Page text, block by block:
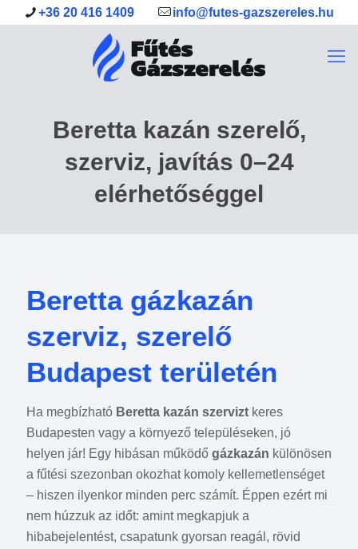
+36 20 416 1409 info@futes-gazszereles.hu
Beretta kazán szerelő,
szerviz, javítás 0–24
elérhetőséggel
Beretta gázkazán
szerviz, szerelő
Budapest területén
Ha megbízható Beretta kazán szervizt keres
Budapesten vagy a környező településeken, jó
helyen jár! Egy hibásan működő gázkazán különösen
a fűtési szezonban okozhat komoly kellemetlenséget
– hiszen ilyenkor minden perc számít. Éppen ezért mi
nem húzzuk az időt: amint megkapjuk a
hibabejelentést, csapatunk gyorsan reagál, rövid